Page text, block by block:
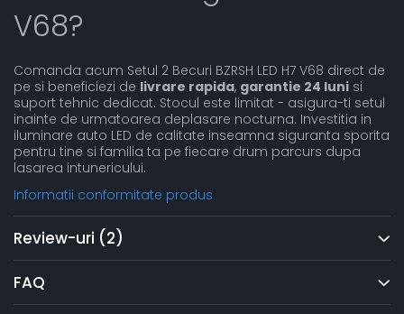
V68?
Comanda acum Setul 2 Becuri BZRSH LED H7 V68 direct de
pe si beneficiezi de livrare rapida, garantie 24 luni si
suport tehnic dedicat. Stocul este limitat - asigura-ti setul
inainte de urmatoarea deplasare nocturna. Investitia in
iluminare auto LED de calitate inseamna siguranta sporita
pentru tine si familia ta pe fiecare drum parcurs dupa
lasarea intunericului.
Informatii conformitate produs
Review-uri (2)
FAQ